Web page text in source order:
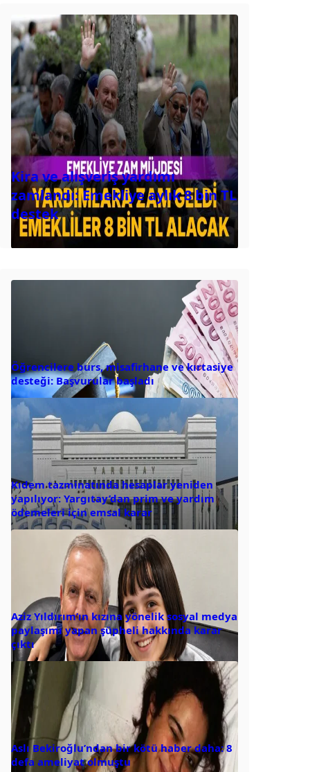
Kira ve alışveriş yardımı
zamlandı: Emekliye aylık 8 bin TL
destek
Öğrencilere burs, misafirhane ve kırtasiye
desteği: Başvurular başladı
Kıdem tazminatında hesaplar yeniden
yapılıyor: Yargıtay’dan prim ve yardım
ödemeleri için emsal karar
Aziz Yıldırım’ın kızına yönelik sosyal medya
paylaşımı yapan şüpheli hakkında karar
çıktı
Aslı Bekiroğlu’ndan bir kötü haber daha: 8
defa ameliyat olmuştu